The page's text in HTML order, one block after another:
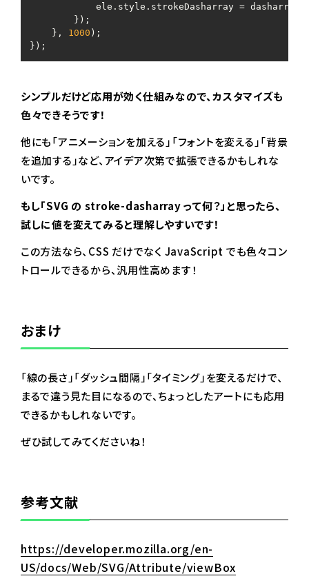
ele.style.strokeDasharray =
        });
    },
1000 );
});
シンプルだけど応用が効く仕組みなので、カスタマイズも
色々できそうです！
他にも「アニメーションを加える」「フォントを変える」「背景
を追加する」など、アイデア次第で拡張できるかもしれな
いです。
もし「SVG の stroke-dasharray って何？」と思ったら、
試しに値を変えてみると理解しやすいです！
この方法なら、CSS だけでなく JavaScript でも色々コン
トロールできるから、汎用性高めます！
おまけ
「線の長さ」「ダッシュ間隔」「タイミング」を変えるだけで、
まるで違う見た目になるので、ちょっとしたアートにも応用
できるかもしれないです。
ぜひ試してみてくださいね！
参考文献
https://developer.mozilla.org/en-
US/docs/Web/SVG/Attribute/viewBox